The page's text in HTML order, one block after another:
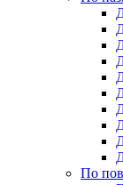
По